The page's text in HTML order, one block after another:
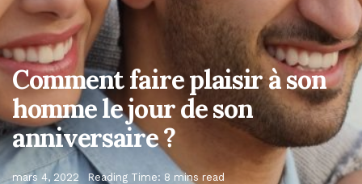
Comment faire plaisir à son
homme le jour de son
anniversaire ?
mars 4, 2022 Reading Time: 8 mins read